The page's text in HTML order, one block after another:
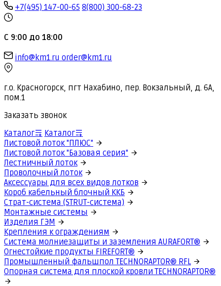
+7(495) 147-00-65 8(800) 300-68-23
С 9:00 до 18:00
info@km1.ru order@km1.ru
г.о. Красногорск, пгт Нахабино, пер. Вокзальный, д. 6А,
пом.1
Заказать звонок
Каталог
Каталог
Листовой лоток "ПЛЮС"
Листовой лоток "Базовая серия"
Лестничный лоток
Проволочный лоток
Аксессуары для всех видов лотков
Короб кабельный блочный ККБ
Страт-система (STRUT-система)
Монтажные системы
Изделия ГЭМ
Крепления к ограждениям
Система молниезащиты и заземления AURAFORT®
Огнестойкие продукты FIREFORT®
Промышленный фальшпол TECHNORAPTOR® RFL
Опорная система для плоской кровли TECHNORAPTOR®